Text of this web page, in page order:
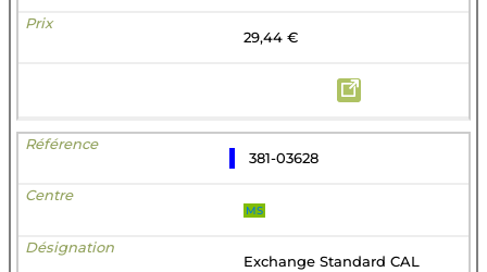
29,44 €
381-03628
MS
Exchange Standard CAL